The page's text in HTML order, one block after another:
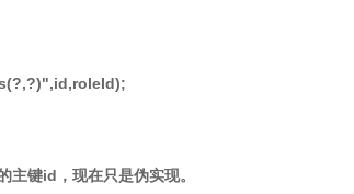
键id，现在只是伪实现。